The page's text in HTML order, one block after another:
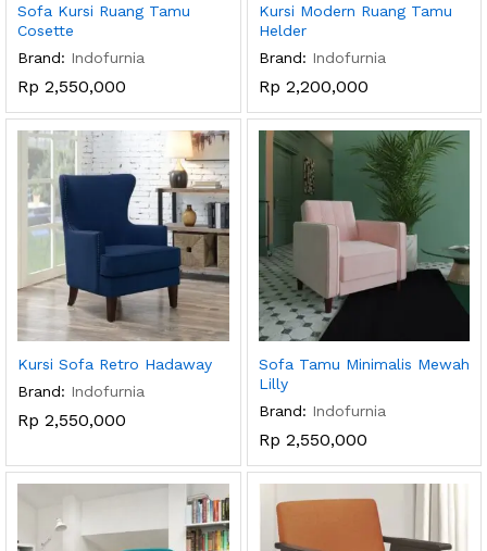
Sofa Kursi Ruang Tamu
Cosette
Brand: Indofurnia
Rp 2,550,000
Kursi Modern Ruang Tamu
Helder
Brand: Indofurnia
Rp 2,200,000
Kursi Sofa Retro Hadaway
Brand: Indofurnia
Rp 2,550,000
Sofa Tamu Minimalis Mewah
Lilly
Brand: Indofurnia
Rp 2,550,000